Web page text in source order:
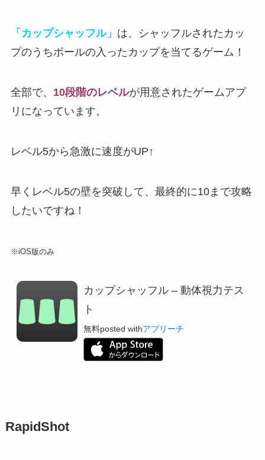
「カップシャッフル」 は、シャッフルされたカッ
プのうちボールの入ったカップを当てるゲーム！
全部で、 10段階のレベルが用意されたゲームアプ
リになっています。
レベル5から急激に速度がUP↑
早くレベル5の壁を突破して、最終的に10まで攻略
したいですね！
※iOS版のみ
カップシャッフル – 動体視力テス
ト
無料posted withアプリーチ
RapidShot